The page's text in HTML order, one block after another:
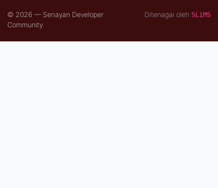
© 2026 — Senayan Developer
Community
Ditenagai oleh SLiMS